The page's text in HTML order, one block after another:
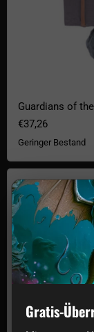
Guardians of
€37,26
Geringer Bestand
Marvel Fact Files
Gratis-